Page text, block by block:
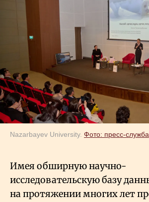
Nazarbayev University. Фото: пресс-служба
Имея обширную научно-
исследовательскую базу
на протяжении многих лет